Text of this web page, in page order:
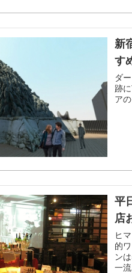
新
す
ダ
跡
ア
平
店
ヒ
的
ン
一